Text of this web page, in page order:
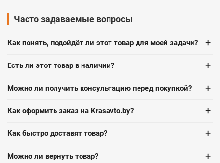
Часто задаваемые вопросы
Как понять, подойдёт ли этот товар для моей задачи? +
Есть ли этот товар в наличии? +
Можно ли получить консультацию перед покупкой? +
Как оформить заказ на Krasavto.by? +
Как быстро доставят товар? +
Можно ли вернуть товар? +